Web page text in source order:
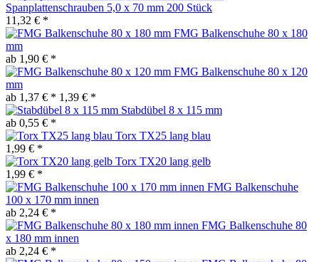
Spanplattenschrauben 5,0 x 70 mm 200 Stück
11,32 € *
FMG Balkenschuhe 80 x 180
mm
ab 1,90 € *
FMG Balkenschuhe 80 x 120
mm
ab 1,37 € * 1,39 € *
Stabdübel 8 x 115 mm
ab 0,55 € *
Torx TX25 lang blau
1,99 € *
Torx TX20 lang gelb
1,99 € *
FMG Balkenschuhe
100 x 170 mm innen
ab 2,24 € *
FMG Balkenschuhe 80
x 180 mm innen
ab 2,24 € *